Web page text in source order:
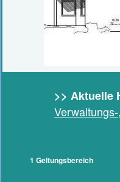
>> Aktuelle
1 Geltungsbereich